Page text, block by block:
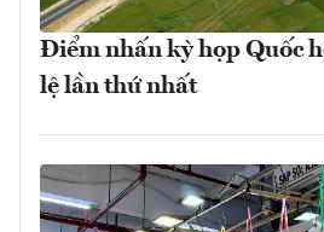
Điểm nhấn kỳ họp Quốc
lệ lần thứ nhất